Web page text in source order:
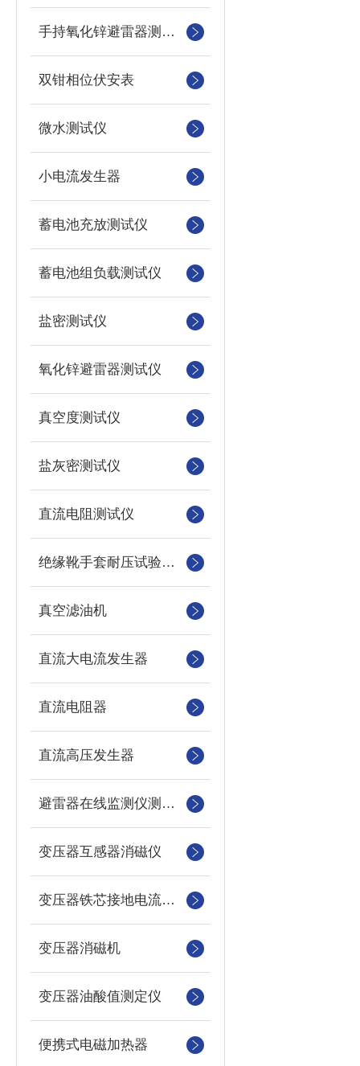
手持氧化锌避雷器测试仪
双钳相位伏安表
微水测试仪
小电流发生器
蓄电池充放测试仪
蓄电池组负载测试仪
盐密测试仪
氧化锌避雷器测试仪
真空度测试仪
盐灰密测试仪
直流电阻测试仪
绝缘靴手套耐压试验装置
真空滤油机
直流大电流发生器
直流电阻器
直流高压发生器
避雷器在线监测仪测试仪
变压器互感器消磁仪
变压器铁芯接地电流测试仪
变压器消磁机
变压器油酸值测定仪
便携式电磁加热器